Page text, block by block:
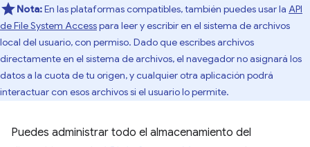
Nota:En las plataformas compatibles, también puedes usar la API
de File System Accesspara leer y escribir en el sistema de archivos
local del usuario, con permiso. Dado que escribes archivos
directamente en el sistema de archivos, el navegador no asignará los
datos a la cuota de tu origen, y cualquier otra aplicación podrá
interactuar con esos archivos si el usuario lo permite.
Puedes administrar todo el almacenamiento del